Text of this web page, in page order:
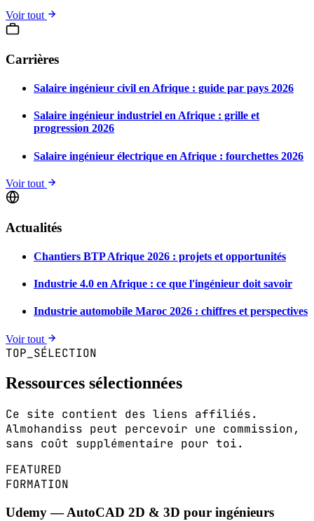
Voir tout
Carrières
Salaire ingénieur civil en Afrique : guide par pays 2026
Salaire ingénieur industriel en Afrique : grille et
progression 2026
Salaire ingénieur électrique en Afrique : fourchettes 2026
Voir tout
Actualités
Chantiers BTP Afrique 2026 : projets et opportunités
Industrie 4.0 en Afrique : ce que l'ingénieur doit savoir
Industrie automobile Maroc 2026 : chiffres et perspectives
Voir tout
TOP_SÉLECTION
Ressources sélectionnées
Ce site contient des liens affiliés.
Almohandiss peut percevoir une commission,
sans coût supplémentaire pour toi.
FEATURED
FORMATION
Udemy — AutoCAD 2D & 3D pour ingénieurs